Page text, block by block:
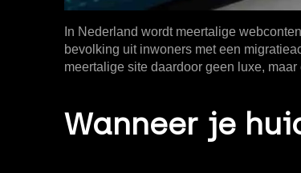
In Nederland wordt meertalige
bevolking uit inwoners met een
meertalige site daardoor geen luxe,
Wanneer je